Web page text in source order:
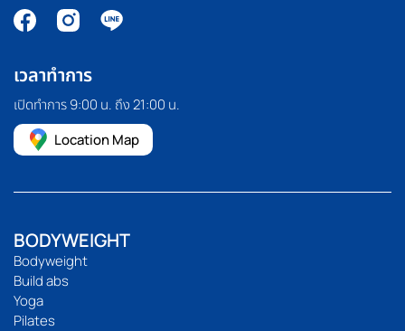
เวลาทำการ
เปิดทำการ 9:00 น. ถึง 21:00 น.
Location Map
BODYWEIGHT
Bodyweight
Build abs
Yoga
Pilates